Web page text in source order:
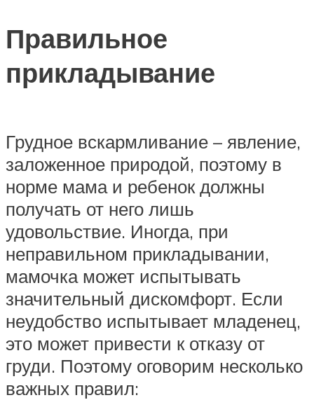
Правильное
прикладывание
Грудное вскармливание – явление,
заложенное природой, поэтому в
норме мама и ребенок должны
получать от него лишь
удовольствие. Иногда, при
неправильном прикладывании,
мамочка может испытывать
значительный дискомфорт. Если
неудобство испытывает младенец,
это может привести к отказу от
груди. Поэтому оговорим несколько
важных правил: